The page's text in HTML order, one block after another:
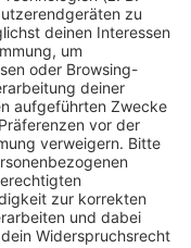
dann, wenn die
bildet
Runde.